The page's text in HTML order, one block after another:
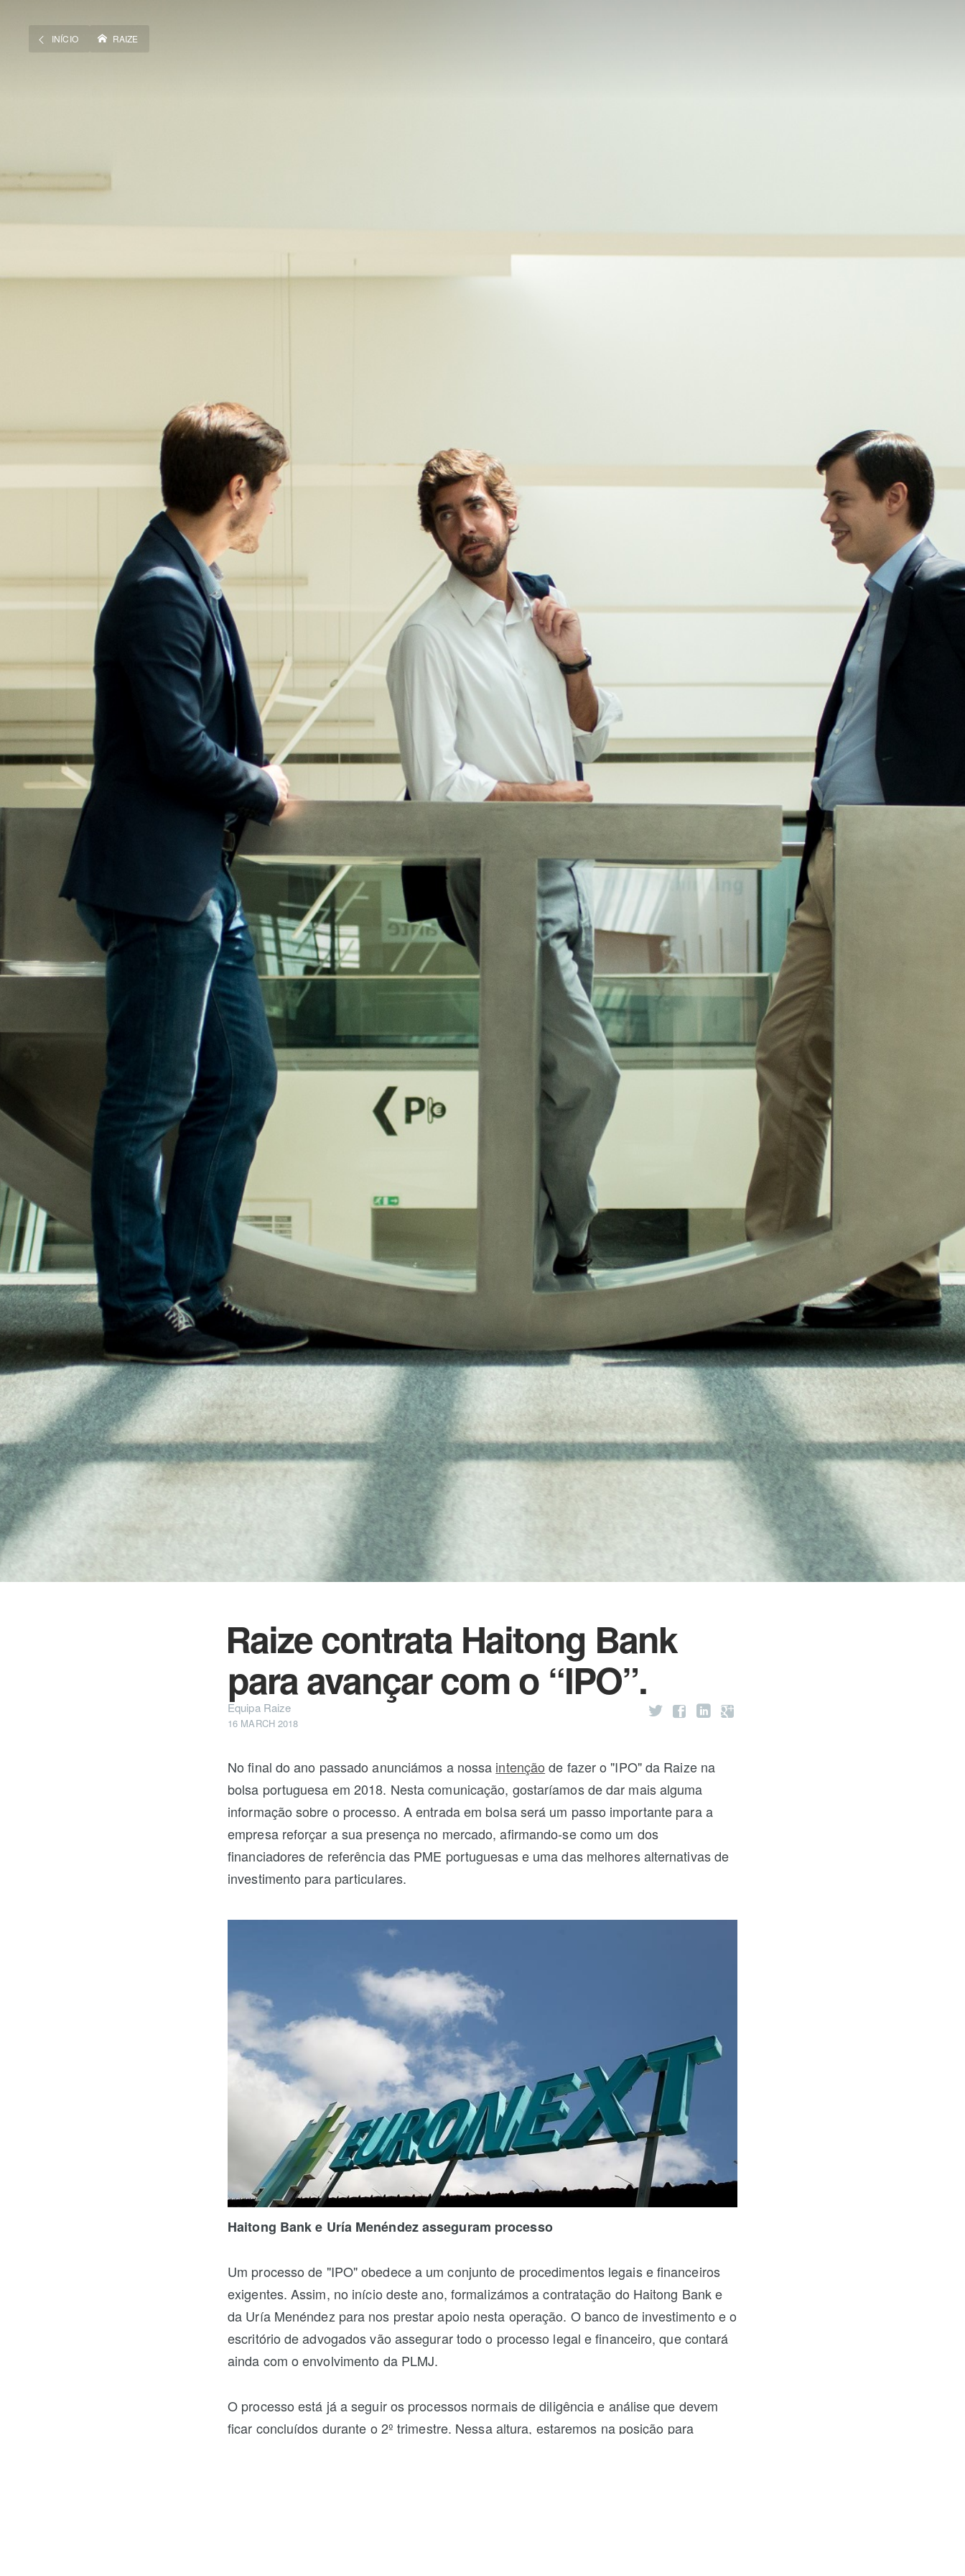
INÍCIO RAIZE
Raize contrata Haitong Bank
para avançar com o “IPO”.
Equipa Raize
16 MARCH 2018
No final do ano passado anunciámos a nossa intenção de fazer o "IPO" da Raize na
bolsa portuguesa em 2018. Nesta comunicação, gostaríamos de dar mais alguma
informação sobre o processo. A entrada em bolsa será um passo importante para a
empresa reforçar a sua presença no mercado, afirmando-se como um dos
financiadores de referência das PME portuguesas e uma das melhores alternativas de
investimento para particulares.
Haitong Bank e Uría Menéndez asseguram processo
Um processo de "IPO" obedece a um conjunto de procedimentos legais e financeiros
exigentes. Assim, no início deste ano, formalizámos a contratação do Haitong Bank e
da Uría Menéndez para nos prestar apoio nesta operação. O banco de investimento e o
escritório de advogados vão assegurar todo o processo legal e financeiro, que contará
ainda com o envolvimento da PLMJ.
O processo está já a seguir os processos normais de diligência e análise que devem
ficar concluídos durante o 2º trimestre. Nessa altura, estaremos na posição para